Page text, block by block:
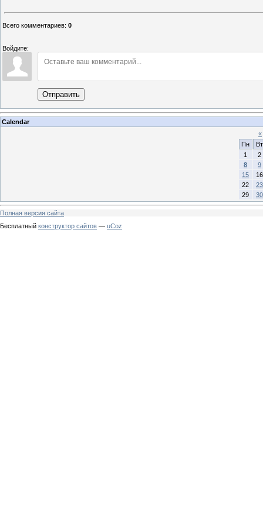
Всего комментариев: 0
Войдите:
Отправить
Calendar
«
Пн
Вт
1
2
8
9
15
16
22
23
29
30
Полная версия сайта
Бесплатный конструктор сайтов — uCoz